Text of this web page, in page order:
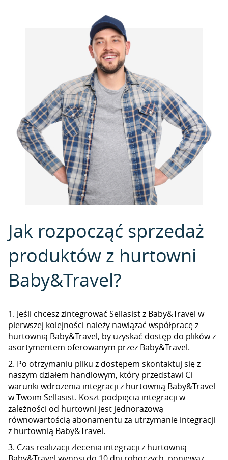
Jak rozpocząć sprzedaż
produktów z hurtowni
Baby&Travel?
1. Jeśli chcesz zintegrować Sellasist z Baby&Travel w
pierwszej kolejności należy nawiązać współpracę z
hurtownią Baby&Travel, by uzyskać dostęp do plików z
asortymentem oferowanym przez Baby&Travel.
2. Po otrzymaniu pliku z dostępem skontaktuj się z
naszym działem handlowym, który przedstawi Ci
warunki wdrożenia integracji z hurtownią Baby&Travel
w Twoim Sellasist. Koszt podpięcia integracji w
zależności od hurtowni jest jednorazową
równowartością abonamentu za utrzymanie integracji
z hurtownią Baby&Travel.
3. Czas realizacji zlecenia integracji z hurtownią